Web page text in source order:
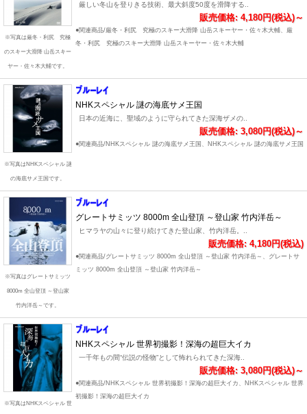
※写真は厳冬・利尻 究極
のスキー大滑降 山岳スキー
ヤー・佐々木大輔です。
厳しい冬山を登りきる技術、最大斜度50度を滑降する..
販売価格: 4,180円(税込)～
●関連商品/厳冬・利尻 究極のスキー大滑降 山岳スキーヤー・佐々木大輔、厳
冬・利尻 究極のスキー大滑降 山岳スキーヤー・佐々木大輔
※写真はNHKスペシャル 謎
の海底サメ王国です。
NHKスペシャル 謎の海底サメ王国
日本の近海に、聖域のように守られてきた深海ザメの..
販売価格: 3,080円(税込)～
●関連商品/NHKスペシャル 謎の海底サメ王国、NHKスペシャル 謎の海底サメ王国
※写真はグレートサミッツ
8000m 全山登頂 ～登山家
竹内洋岳～です。
グレートサミッツ 8000m 全山登頂 ～登山家 竹内洋岳～
ヒマラヤの山々に登り続けてきた登山家、竹内洋岳。..
販売価格: 4,180円(税込)
●関連商品/グレートサミッツ 8000m 全山登頂 ～登山家 竹内洋岳～、グレートサ
ミッツ 8000m 全山登頂 ～登山家 竹内洋岳～
※写真はNHKスペシャル 世
NHKスペシャル 世界初撮影！深海の超巨大イカ
一千年もの間“伝説の怪物”として怖れられてきた深海..
販売価格: 3,080円(税込)～
●関連商品/NHKスペシャル 世界初撮影！深海の超巨大イカ、NHKスペシャル 世界
初撮影！深海の超巨大イカ